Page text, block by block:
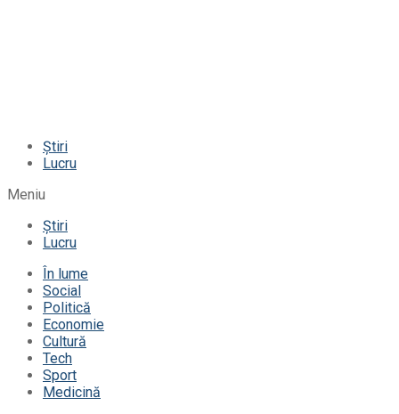
Știri
Lucru
Meniu
Știri
Lucru
În lume
Social
Politică
Economie
Cultură
Tech
Sport
Medicină